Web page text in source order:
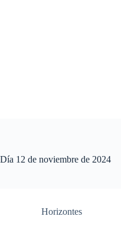
Día 12 de noviembre de 2024
Horizontes